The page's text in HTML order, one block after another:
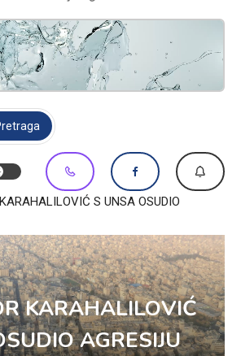
TELEVIZIJA VOGOŠĆA
S UNSA OSUDIO
KARAHALILOVIĆ
AGRESIJU